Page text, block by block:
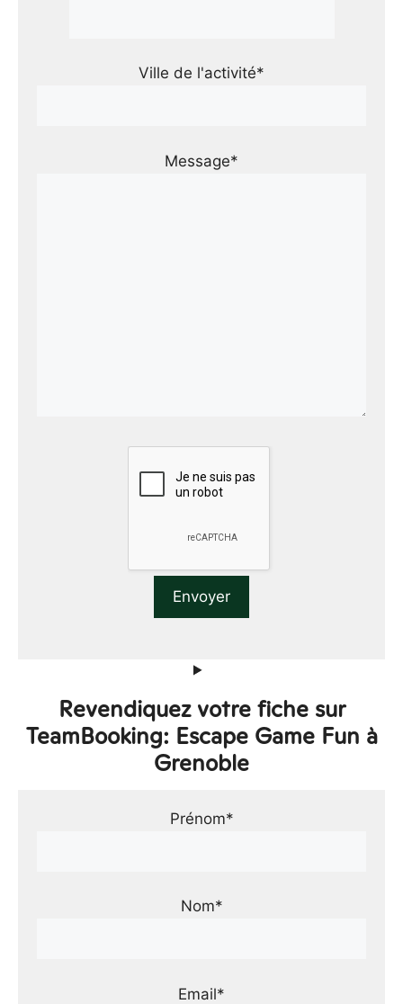
Ville de l'activité*
Message*
Revendiquez votre fiche sur
TeamBooking: Escape Game Fun à
Grenoble
Prénom*
Nom*
Email*